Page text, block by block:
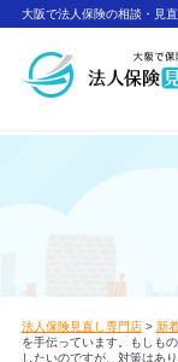
大阪で法人保険の相談・見
法人保険見直し専門店> 新
を手伝っています。もしも
したいのですが、対策はあ